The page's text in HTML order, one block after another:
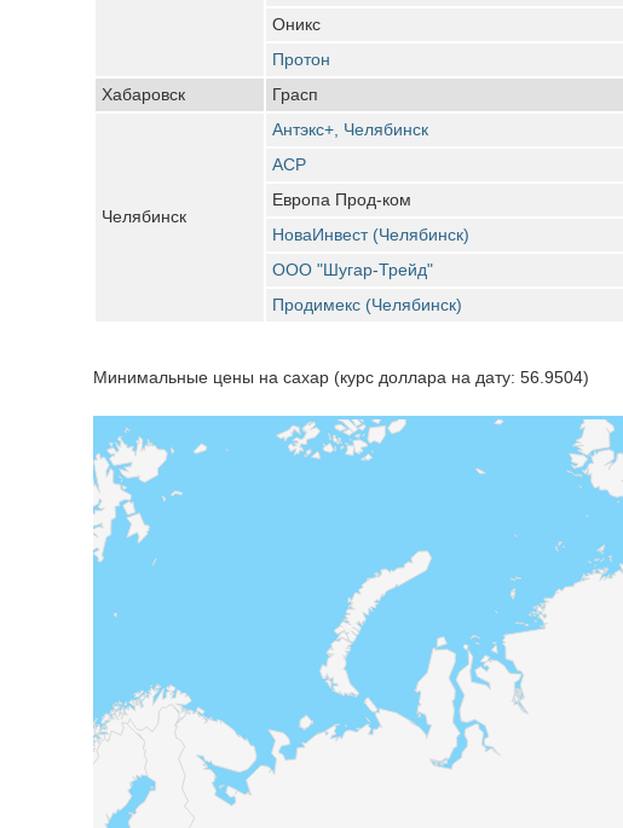
Оникс
Протон
Хабаровск
Грасп
Челябинск
Антэкс+, Челябинск
АСР
Европа Прод-ком
НоваИнвест (Челябинск)
ООО "Шугар-Трейд"
Продимекс (Челябинск)
Минимальные цены на сахар (курс доллара на дату: 56.9504)